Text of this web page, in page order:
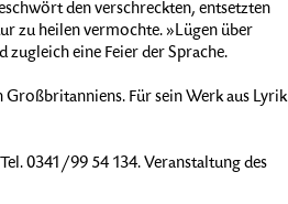
den verschreckten, entsetzten
zu heilen vermochte. »Lügen über
eine Feier der Sprache.
Für sein Werk aus Lyrik
0341/99 54 134. Veranstaltung des